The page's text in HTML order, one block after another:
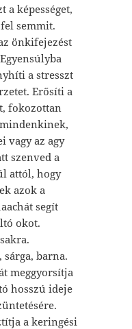
a képességet,
semmit.
önkifejezést
a stresszt
Erősíti a
fokozottan
vagy az agy
szenved a
attól, hogy
azok a
segít
okot.
barna.
meggyorsítja
hosszú ideje
a keringési